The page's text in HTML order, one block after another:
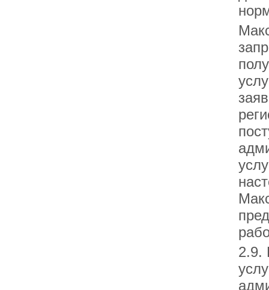
2.9.